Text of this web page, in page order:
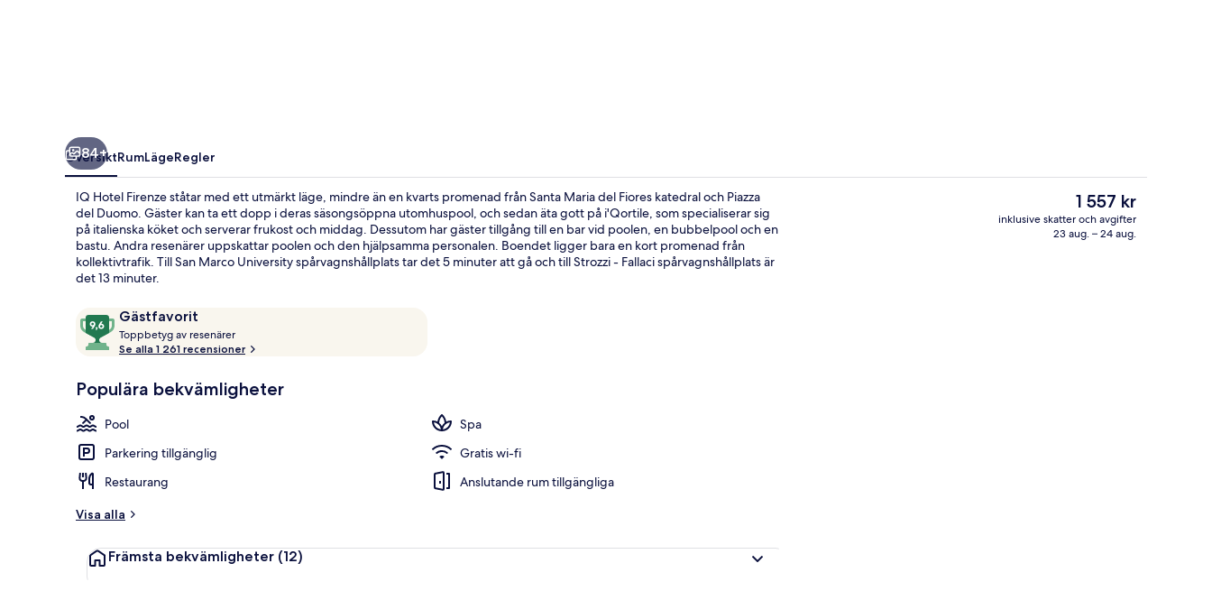
Bastu och bubbelpool Frukost och middag serveras
84+
ÖversiktRumLägeRegler
IQ Hotel Firenze ståtar med ett utmärkt läge, mindre än en kvarts promenad från Santa Maria del Fiores katedral och Piazza
del Duomo. Gäster kan ta ett dopp i deras säsongsöppna utomhuspool, och sedan äta gott på i'Qortile, som specialiserar sig
på italienska köket och serverar frukost och middag. Dessutom har gäster tillgång till en bar vid poolen, en bubbelpool och en
bastu. Andra resenärer uppskattar poolen och den hjälpsamma personalen. Boendet ligger bara en kort promenad från
kollektivtrafik. Till San Marco University spårvagnshållplats tar det 5 minuter att gå och till Strozzi - Fallaci spårvagnshållplats är
det 13 minuter.
RecensionerGästfavorit
9,6
av
10,
Toppbetyg av resenärer
o
p
b
r
e
Se alla 1 261 recensioner
Populära bekvämligheter
Pool
Spa
Parkering tillgänglig
Gratis wi-fi
Restaurang
Anslutande rum tillgängliga
Visa alla
Främsta bekvämligheter (12)
Det
nuvarande
priset
1 557 kr
inklusive skatter och avgifter
23 aug. – 24 aug.